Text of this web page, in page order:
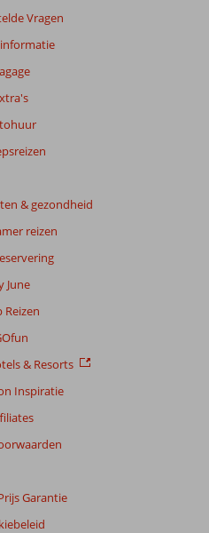
Vragen
& gezondheid
reizen
June
Reizen
& Resorts
Inspiratie
Garantie